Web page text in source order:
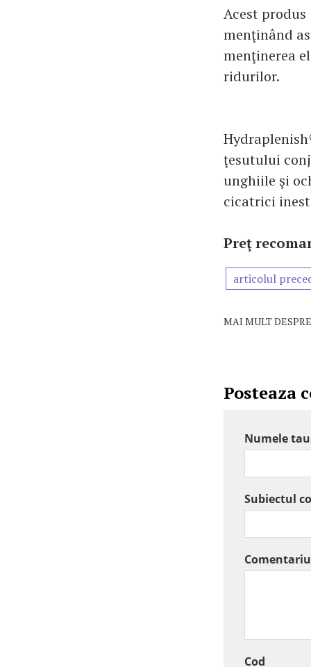
Acest
menţinând
menţinerea
ridurilor.
ţesutului
unghiile şi
cicatrici
Preţ
articolul
MAI MULT
Posteaza
Numele tau
Subiectul
Cod